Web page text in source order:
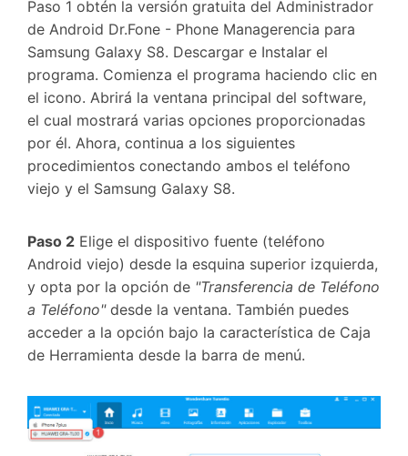
Paso 1 obtén la versión gratuita del Administrador
de Android Dr.Fone - Phone Managerencia para
Samsung Galaxy S8. Descargar e Instalar el
programa. Comienza el programa haciendo clic en
el icono. Abrirá la ventana principal del software,
el cual mostrará varias opciones proporcionadas
por él. Ahora, continua a los siguientes
procedimientos conectando ambos el teléfono
viejo y el Samsung Galaxy S8.
Paso 2 Elige el dispositivo fuente (teléfono
Android viejo) desde la esquina superior izquierda,
y opta por la opción de "Transferencia de Teléfono
a Teléfono"desde la ventana. También puedes
acceder a la opción bajo la característica de Caja
de Herramienta desde la barra de menú.